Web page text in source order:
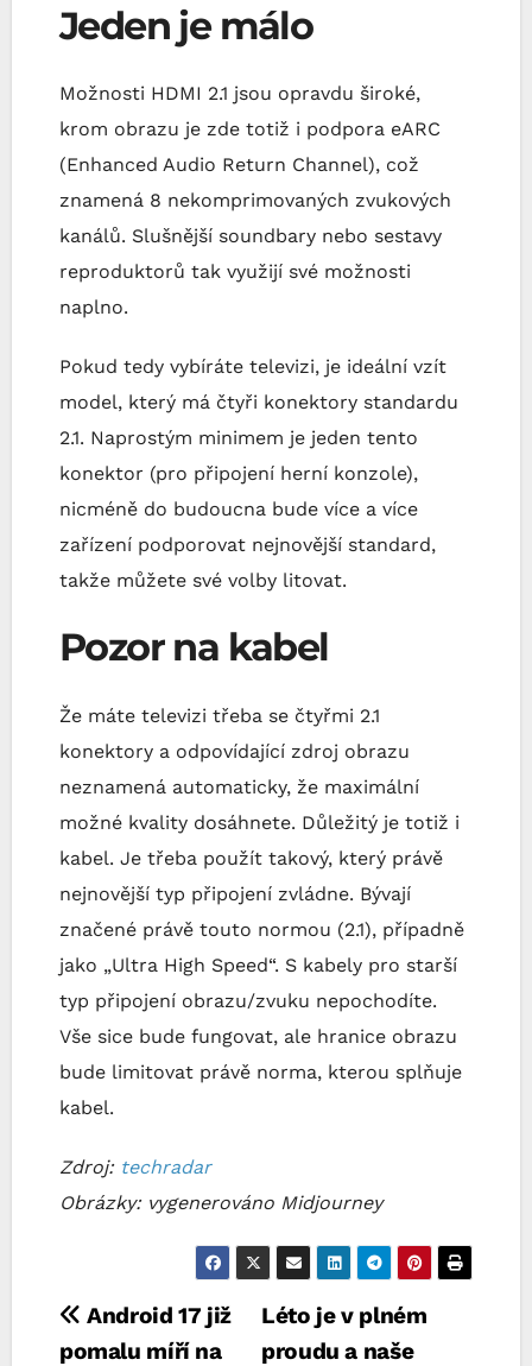
Jeden je málo
Možnosti HDMI 2.1 jsou opravdu široké,
krom obrazu je zde totiž i podpora eARC
(Enhanced Audio Return Channel), což
znamená 8 nekomprimovaných zvukových
kanálů. Slušnější soundbary nebo sestavy
reproduktorů tak využijí své možnosti
naplno.
Pokud tedy vybíráte televizi, je ideální vzít
model, který má čtyři konektory standardu
2.1. Naprostým minimem je jeden tento
konektor (pro připojení herní konzole),
nicméně do budoucna bude více a více
zařízení podporovat nejnovější standard,
takže můžete své volby litovat.
Pozor na kabel
Že máte televizi třeba se čtyřmi 2.1
konektory a odpovídající zdroj obrazu
neznamená automaticky, že maximální
možné kvality dosáhnete. Důležitý je totiž i
kabel. Je třeba použít takový, který právě
nejnovější typ připojení zvládne. Bývají
značené právě touto normou (2.1), případně
jako „Ultra High Speed“. S kabely pro starší
typ připojení obrazu/zvuku nepochodíte.
Vše sice bude fungovat, ale hranice obrazu
bude limitovat právě norma, kterou splňuje
kabel.
Zdroj: techradar
Obrázky: vygenerováno Midjourney
Navigace
Léto je v plném
proudu a naše
Android 17 již
pomalu míří na